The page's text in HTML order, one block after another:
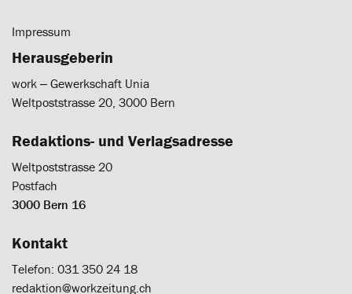
Impressum
Herausgeberin
work ‒ Gewerkschaft Unia
Weltpoststrasse 20, 3000 Bern
Redaktions- und Verlagsadresse
Weltpoststrasse 20
Postfach
3000 Bern 16
Kontakt
Telefon: 031 350 24 18
redaktion@workzeitung.ch